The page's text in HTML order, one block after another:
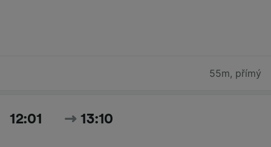
55m, přímý
12:01 13:10